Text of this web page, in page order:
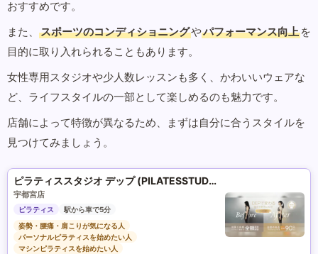
おすすめです。
また、
スポーツのコンディショニングやパフォーマンス向上 を
目的に取り入れられることもあります。
女性専用スタジオや少人数レッスンも多く、かわいいウェアな
ど、ライフスタイルの一部として楽しめるのも魅力です。
店舗によって特徴が異なるため、まずは自分に合うスタイルを
見つけてみましょう。
ピラティススタジオ デップ (PILATESSTUDIO DEP)
宇都宮店
ピラティス
駅から車で5分
姿勢・腰痛・肩こりが気になる人
パーソナルピラティスを始めたい人
マシンピラティスを始めたい人